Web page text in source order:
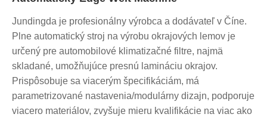
Jundingda je profesionálny výrobca a dodávateľ v Číne.
Plne automatický stroj na výrobu okrajových lemov je
určený pre automobilové klimatizačné filtre, najmä
skladané, umožňujúce presnú lamináciu okrajov.
Prispôsobuje sa viacerým špecifikáciám, má
parametrizované nastavenia/modulárny dizajn, podporuje
viacero materiálov, zvyšuje mieru kvalifikácie na viac ako